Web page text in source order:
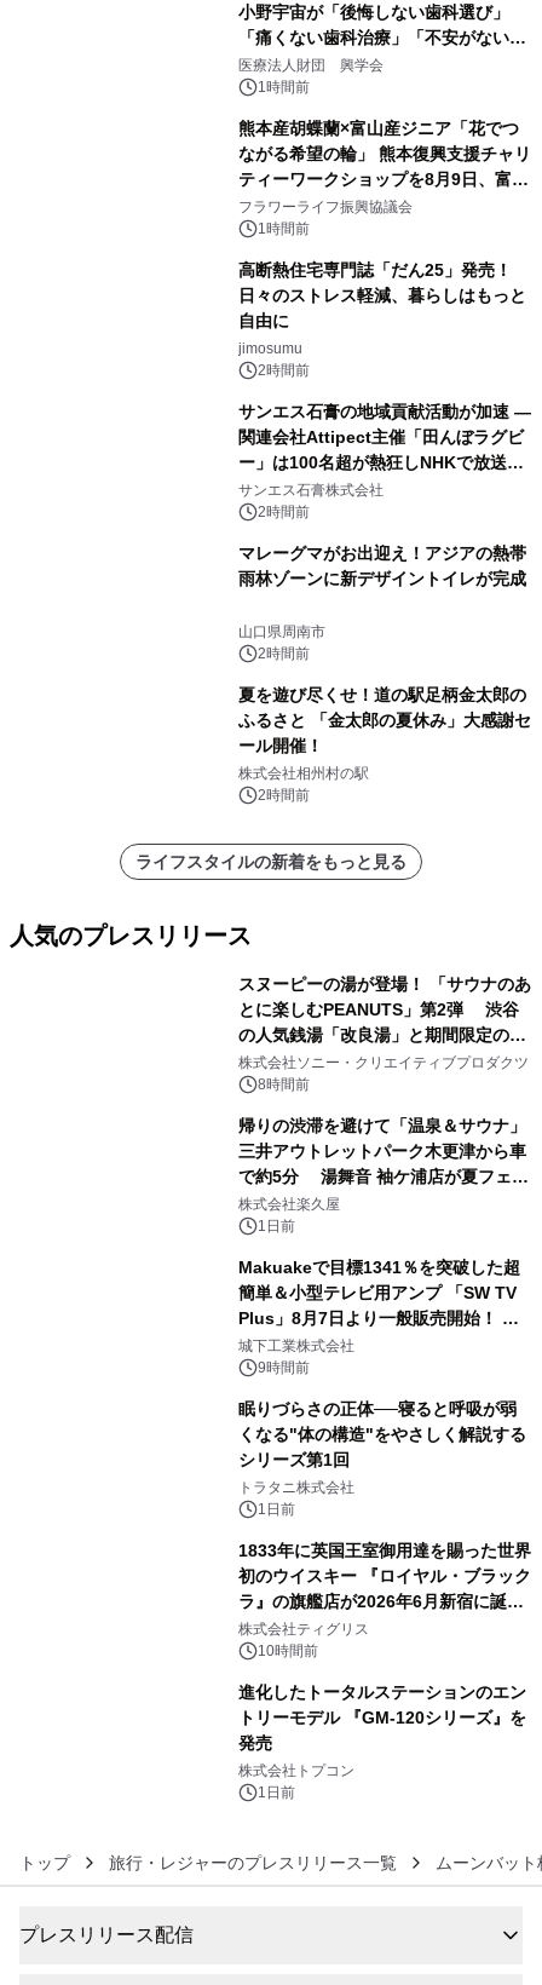
小野宇宙が「後悔しない歯科選び」
「痛くない歯科治療」「不安がない治
療計画」をテーマに専門監修
医療法人財団 興学会
1時間前
熊本産胡蝶蘭×富山産ジニア「花でつ
ながる希望の輪」 熊本復興支援チャリ
ティーワークショップを8月9日、富
山・射水で開催
フラワーライフ振興協議会
1時間前
高断熱住宅専門誌「だん25」発売！
日々のストレス軽減、暮らしはもっと
自由に
jimosumu
2時間前
サンエス石膏の地域貢献活動が加速 ―
関連会社Attipect主催「田んぼラグビ
ー」は100名超が熱狂しNHKで放送さ
れました。
サンエス石膏株式会社
2時間前
マレーグマがお出迎え！アジアの熱帯
雨林ゾーンに新デザイントイレが完成
山口県周南市
2時間前
夏を遊び尽くせ！道の駅足柄金太郎の
ふるさと 「金太郎の夏休み」大感謝セ
ール開催！
株式会社相州村の駅
2時間前
ライフスタイルの新着をもっと見る
人気のプレスリリース
スヌーピーの湯が登場！ 「サウナのあ
とに楽しむPEANUTS」第2弾 渋谷
の人気銭湯「改良湯」と期間限定のコ
ラボレーション サウナイキタイコラ
ボグッズも発売決定！
株式会社ソニー・クリエイティブプロダクツ
8時間前
帰りの渋滞を避けて「温泉＆サウナ」
三井アウトレットパーク木更津から車
で約5分 湯舞音 袖ケ浦店が夏フェア
メニューを提供
株式会社楽久屋
1日前
Makuakeで目標1341％を突破した超
簡単＆小型テレビ用アンプ 「SW TV
Plus」8月7日より一般販売開始！ ケ
ーブル1本つなぐだけ、テレビの音が
ぐっと豊かに
城下工業株式会社
9時間前
眠りづらさの正体──寝ると呼吸が弱
くなる"体の構造"をやさしく解説する
シリーズ第1回
トラタニ株式会社
1日前
1833年に英国王室御用達を賜った世界
初のウイスキー 『ロイヤル・ブラック
ラ』の旗艦店が2026年6月新宿に誕
生 バカルディ ジャパンと連携した
没入型バー「BAR Arca」
株式会社ティグリス
10時間前
進化したトータルステーションのエン
トリーモデル 『GM-120シリーズ』を
発売
株式会社トプコン
1日前
トップ 旅行・レジャーのプレスリリース一覧 ムーンバッ
プレスリリース配信